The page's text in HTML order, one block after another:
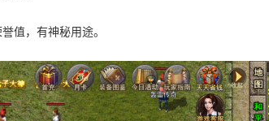
值，有神秘用途。